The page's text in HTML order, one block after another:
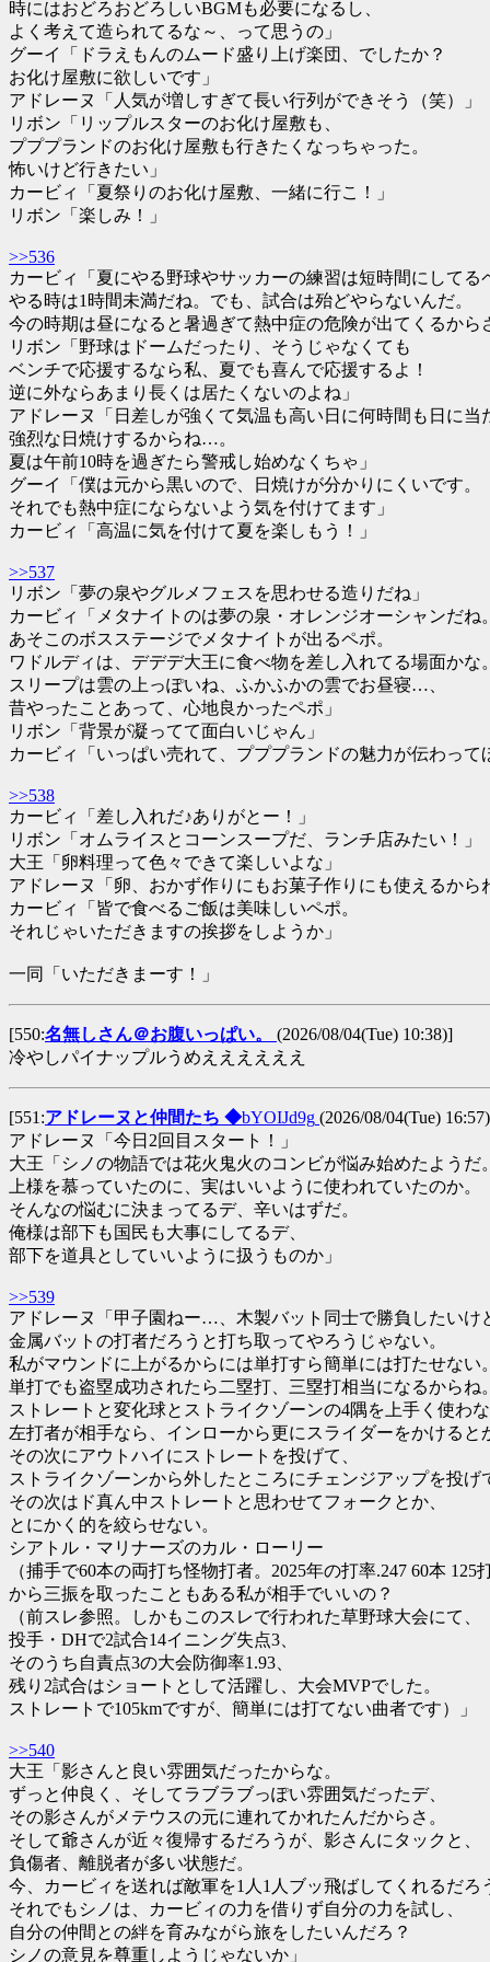
時にはおどろおどろしいBGMも必要になるし、
よく考えて造られてるな～、って思うの」
グーイ「ドラえもんのムード盛り上げ楽団、でしたか？
お化け屋敷に欲しいです」
アドレーヌ「人気が増しすぎて長い行列ができそう（笑）」
リボン「リップルスターのお化け屋敷も、
プププランドのお化け屋敷も行きたくなっちゃった。
怖いけど行きたい」
カービィ「夏祭りのお化け屋敷、一緒に行こ！」
リボン「楽しみ！」
>>536
カービィ「夏にやる野球やサッカーの練習は短時間にしてる
やる時は1時間未満だね。でも、試合は殆どやらないんだ。
今の時期は昼になると暑過ぎて熱中症の危険が出てくるから
リボン「野球はドームだったり、そうじゃなくても
ベンチで応援するなら私、夏でも喜んで応援するよ！
逆に外ならあまり長くは居たくないのよね」
アドレーヌ「日差しが強くて気温も高い日に何時間も日に当
強烈な日焼けするからね…。
夏は午前10時を過ぎたら警戒し始めなくちゃ」
グーイ「僕は元から黒いので、日焼けが分かりにくいです。
それでも熱中症にならないよう気を付けてます」
カービィ「高温に気を付けて夏を楽しもう！」
>>537
リボン「夢の泉やグルメフェスを思わせる造りだね」
カービィ「メタナイトのは夢の泉・オレンジオーシャンだね。
あそこのボスステージでメタナイトが出るペポ。
ワドルディは、デデデ大王に食べ物を差し入れてる場面かな。
スリープは雲の上っぽいね、ふかふかの雲でお昼寝…、
昔やったことあって、心地良かったペポ」
リボン「背景が凝ってて面白いじゃん」
カービィ「いっぱい売れて、プププランドの魅力が伝わって
>>538
カービィ「差し入れだ♪ありがとー！」
リボン「オムライスとコーンスープだ、ランチ店みたい！」
大王「卵料理って色々できて楽しいよな」
アドレーヌ「卵、おかず作りにもお菓子作りにも使えるから
カービィ「皆で食べるご飯は美味しいペポ。
それじゃいただきますの挨拶をしようか」
一同「いただきまーす！」
[550:名無しさん＠お腹いっぱい。 (2026/08/04(Tue) 10:38)]
冷やしパイナップルうめええええええ
[551:アドレーヌと仲間たち ◆bYOIJd9g (2026/08/04(Tue)
アドレーヌ「今日2回目スタート！」
大王「シノの物語では花火鬼火のコンビが悩み始めたようだ。
上様を慕っていたのに、実はいいように使われていたのか。
そんなの悩むに決まってるデ、辛いはずだ。
俺様は部下も国民も大事にしてるデ、
部下を道具としていいように扱うものか」
>>539
アドレーヌ「甲子園ねー…、木製バット同士で勝負したいけ
金属バットの打者だろうと打ち取ってやろうじゃない。
私がマウンドに上がるからには単打すら簡単には打たせない。
単打でも盗塁成功されたら二塁打、三塁打相当になるからね。
ストレートと変化球とストライクゾーンの4隅を上手く使わな
左打者が相手なら、インローから更にスライダーをかけると
その次にアウトハイにストレートを投げて、
ストライクゾーンから外したところにチェンジアップを投げ
その次はド真ん中ストレートと思わせてフォークとか、
とにかく的を絞らせない。
シアトル・マリナーズのカル・ローリー
（捕手で60本の両打ち怪物打者。2025年の打率.247 60本 125
から三振を取ったこともある私が相手でいいの？
（前スレ参照。しかもこのスレで行われた草野球大会にて、
投手・DHで2試合14イニング失点3、
そのうち自責点3の大会防御率1.93、
残り2試合はショートとして活躍し、大会MVPでした。
ストレートで105kmですが、簡単には打てない曲者です）」
>>540
大王「影さんと良い雰囲気だったからな。
ずっと仲良く、そしてラブラブっぽい雰囲気だったデ、
その影さんがメテウスの元に連れてかれたんだからさ。
そして爺さんが近々復帰するだろうが、影さんにタックと、
負傷者、離脱者が多い状態だ。
今、カービィを送れば敵軍を1人1人ブッ飛ばしてくれるだろ
それでもシノは、カービィの力を借りず自分の力を試し、
自分の仲間との絆を育みながら旅をしたいんだろ？
シノの意見を尊重しようじゃないか」